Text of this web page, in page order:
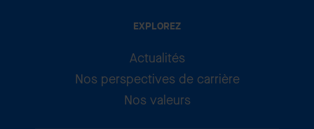
EXPLOREZ
Actualités
Nos perspectives de carrière
Nos valeurs